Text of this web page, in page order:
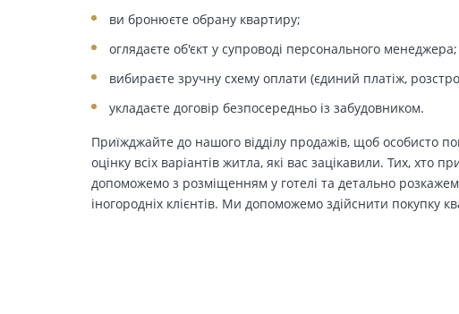
ви бронюєте обрану квартиру;
оглядаєте об'єкт у супроводі персонального менеджера;
вибираєте зручну схему оплати (єдиний платіж,
укладаєте договір безпосередньо із забудовником.
Приїжджайте до нашого відділу продажів, щоб особисто
оцінку всіх варіантів житла, які вас зацікавили. Тих, хто
допоможемо з розміщенням у готелі та детально
іногородніх клієнтів. Ми допоможемо здійснити покупку